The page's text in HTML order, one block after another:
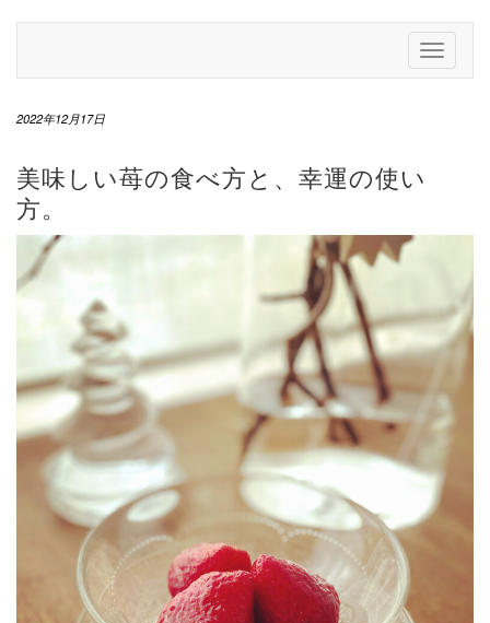
Toggle
2022年12月17日
美味しい苺の食べ方と、幸運の使い
方。